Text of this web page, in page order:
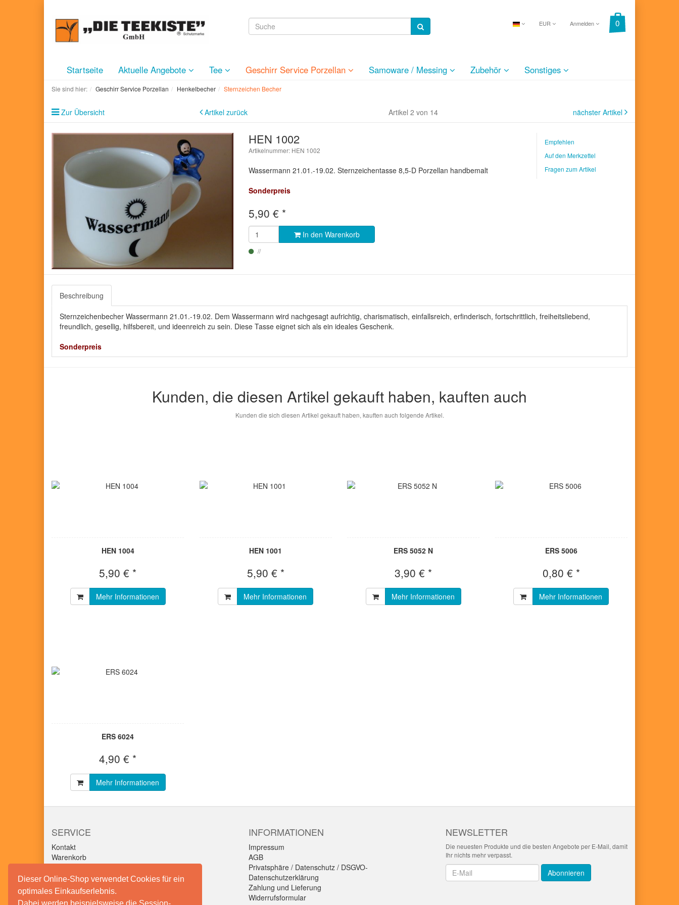
Dieser Online-Shop verwendet Cookies für ein
optimales Einkaufserlebnis.
Dabei werden beispielsweise die Session-
EUR Anmelden
Startseite Aktuelle Angebote Tee Geschirr Service Porzellan Samoware / Messing Zubehör Sonstiges
Sie sind hier: Geschirr Service Porzellan Henkelbecher Sternzeichen Becher
Zur Übersicht Artikel zurück Artikel 2 von 14 nächster Artikel
HEN 1002
Artikelnummer: HEN 1002
Wassermann 21.01.-19.02. Sternzeichentasse 8,5-D Porzellan handbemalt
Sonderpreis
5,90 € *
In den Warenkorb
Empfehlen
Auf den Merkzettel
Fragen zum Artikel
Beschreibung
Sternzeichenbecher Wassermann 21.01.-19.02. Dem Wassermann wird nachgesagt aufrichtig, charismatisch, einfallsreich, erfinderisch, fortschrittlich, freiheitsliebend,
freundlich, gesellig, hilfsbereit, und ideenreich zu sein. Diese Tasse eignet sich als ein ideales Geschenk.
Sonderpreis
Kunden, die diesen Artikel gekauft haben, kauften auch
Kunden die sich diesen Artikel gekauft haben, kauften auch folgende Artikel.
HEN 1004
5,90 € *
Mehr Informationen
HEN 1001
5,90 € *
Mehr Informationen
ERS 5052 N
3,90 € *
Mehr Informationen
ERS 5006
0,80 € *
Mehr Informationen
ERS 6024
4,90 € *
Mehr Informationen
SERVICE
Kontakt
Warenkorb
Merkzettel
INFORMATIONEN
Impressum
AGB
Privatsphäre / Datenschutz / DSGVO-
Datenschutzerklärung
Zahlung und Lieferung
Widerrufsformular
NEWSLETTER
Die neuesten Produkte und die besten Angebote per E-Mail, damit
Ihr nichts mehr verpasst.
Newsletter Abonnieren